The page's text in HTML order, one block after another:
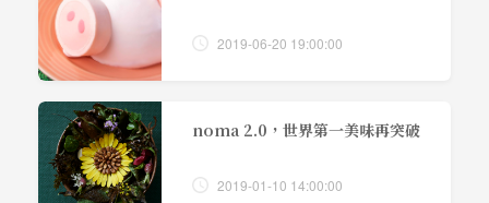
2019-06-20 19:00:00
noma 2.0，世界第一美味再突破
2019-01-10 14:00:00